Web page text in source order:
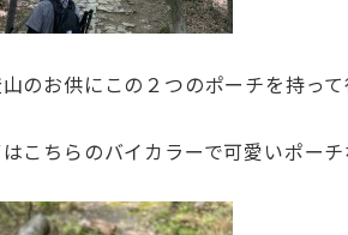
のお供にこの２つのポーチを持って
こちらのバイカラーで可愛いポー